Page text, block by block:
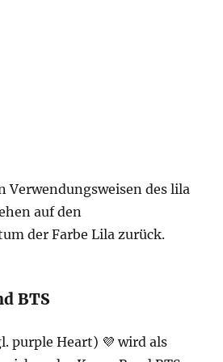
Verwendungsweisen des lila
auf den
der Farbe Lila zurück.
BTS
purple Heart) 💜 wird als